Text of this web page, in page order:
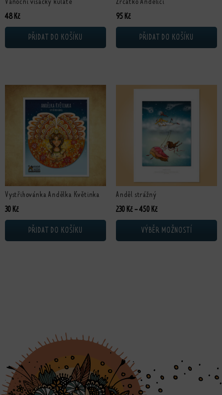
48Kč
PŘIDAT DO KOŠÍKU
95 Kč
PŘIDAT DO KOŠÍKU
Vystřihovánka Andělka Květinka
30 Kč
PŘIDAT DO KOŠÍKU
Anděl strážný
230 Kč –450 KčRozpětí cen: 230 Kč až
VÝBĚR MOŽNOSTÍ
Tento produkt má více variant.